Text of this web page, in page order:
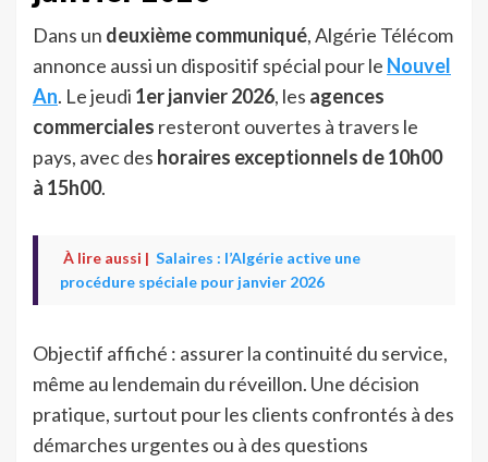
Dans un deuxième communiqué, Algérie Télécom
annonce aussi un dispositif spécial pour le Nouvel
An. Le jeudi 1er janvier 2026, les agences
commerciales resteront ouvertes à travers le
pays, avec des horaires exceptionnels de 10h00
à 15h00.
À lire aussi | Salaires : l’Algérie active une
procédure spéciale pour janvier 2026
Objectif affiché : assurer la continuité du service,
même au lendemain du réveillon. Une décision
pratique, surtout pour les clients confrontés à des
démarches urgentes ou à des questions